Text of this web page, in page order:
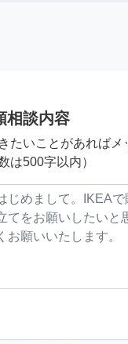
相談内容
たいことがあれば
は500字以内）